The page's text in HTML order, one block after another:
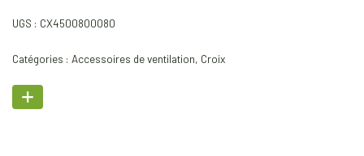
UGS : CX4500800080
Catégories : Accessoires de ventilation, Croix